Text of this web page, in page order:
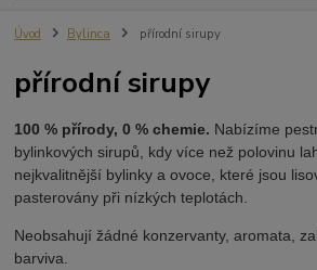
Úvod Bylinca přírodní sirupy
přírodní sirupy
100 % přírody, 0 % chemie. Nabízíme
bylinkových sirupů, kdy více než polovinu
nejkvalitnější bylinky a ovoce, které jsou
pasterovány při nízkých teplotách.
Neobsahují žádné konzervanty, aromata,
barviva.